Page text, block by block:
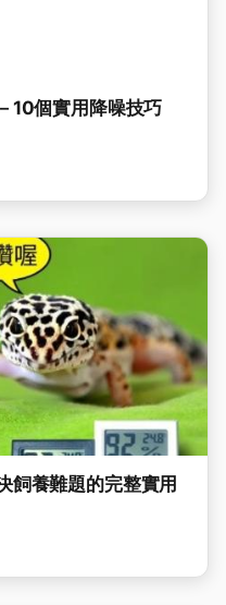
10個實用降噪技巧
飼養難題的完整實用